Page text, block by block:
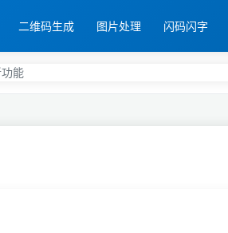
二维码生成 图片处理 闪码闪字
能